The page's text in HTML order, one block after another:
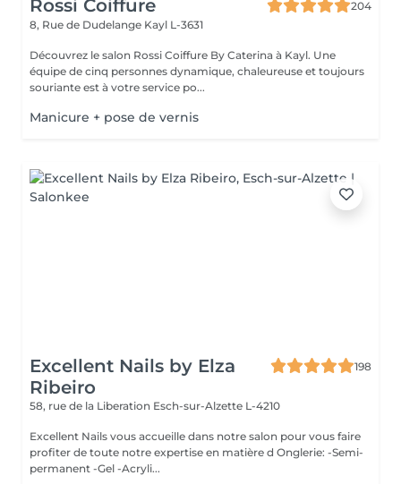
Rossi Coiffure
204
8, Rue de Dudelange Kayl L-3631
Découvrez le salon Rossi Coiffure By Caterina à Kayl. Une
équipe de cinq personnes dynamique, chaleureuse et toujours
souriante est à votre service po...
Manicure + pose de vernis
Excellent Nails by Elza
Ribeiro
198
58, rue de la Liberation Esch-sur-Alzette L-4210
Excellent Nails vous accueille dans notre salon pour vous faire
profiter de toute notre expertise en matière d Onglerie: -Semi-
permanent -Gel -Acryli...